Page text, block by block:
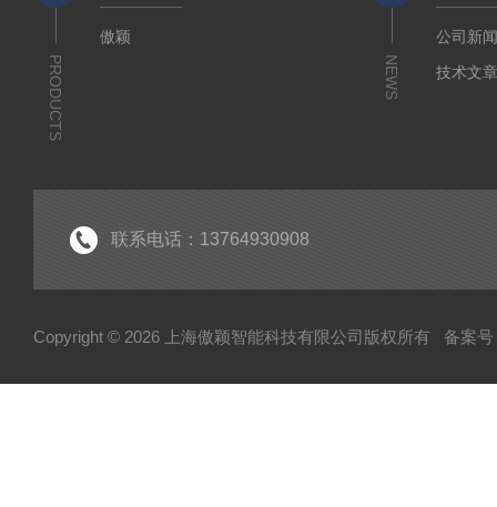
PRODUCTS
傲颖
NEWS
公司新
技术文
联系电话：13764930908
Copyright © 2026 上海傲颖智能科技有限公司版权所有 备案号